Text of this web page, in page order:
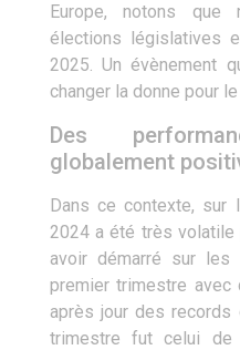
Europe, notons que
élections législatives
2025. Un évènement
changer la donne pour
Des
globalement
Dans ce contexte, sur
2024 a été très
avoir démarré sur les
premier trimestre avec
après jour des records
trimestre fut celui de